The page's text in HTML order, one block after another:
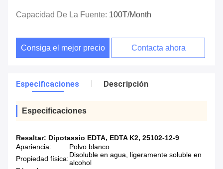
Capacidad De La Fuente: 100T/month
Consiga el mejor precio Contacta ahora
Especificaciones Descripción
Especificaciones
Resaltar: Dipotassio EDTA, EDTA K2, 25102-12-9
Apariencia:
Polvo blanco
Propiedad física:Disoluble en agua, ligeramente soluble en
alcohol